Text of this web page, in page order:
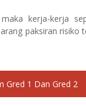
kerja-kerja
paksiran risiko
Gred 1 Dan Gred 2